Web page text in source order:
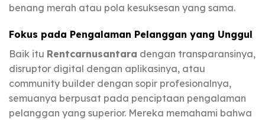
benang merah atau pola kesuksesan yang sama.
Fokus pada Pengalaman Pelanggan yang Unggul
Baik itu Rentcarnusantara dengan transparansinya,
disruptor digital dengan aplikasinya, atau
community builder dengan sopir profesionalnya,
semuanya berpusat pada penciptaan pengalaman
pelanggan yang superior. Mereka memahami bahwa